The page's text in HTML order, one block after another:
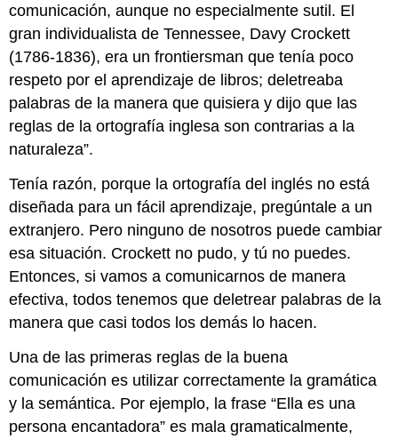
comunicación, aunque no especialmente sutil. El
gran individualista de Tennessee, Davy Crockett
(1786-1836), era un frontiersman que tenía poco
respeto por el aprendizaje de libros; deletreaba
palabras de la manera que quisiera y dijo que las
reglas de la ortografía inglesa son contrarias a la
naturaleza”.
Tenía razón, porque la ortografía del inglés no está
diseñada para un fácil aprendizaje, pregúntale a un
extranjero. Pero ninguno de nosotros puede cambiar
esa situación. Crockett no pudo, y tú no puedes.
Entonces, si vamos a comunicarnos de manera
efectiva, todos tenemos que deletrear palabras de la
manera que casi todos los demás lo hacen.
Una de las primeras reglas de la buena
comunicación es utilizar correctamente la gramática
y la semántica. Por ejemplo, la frase “Ella es una
persona encantadora” es mala gramaticalmente,